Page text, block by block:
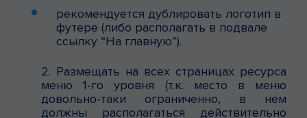
рекомендуется дублировать логотип в
футере (либо располагать в подвале
ссылку “На главную”).
2. Размещать на всех страницах ресурса
меню 1-го уровня (т.к. место в меню
довольно-таки ограниченно, в нем
должны располагаться действительно